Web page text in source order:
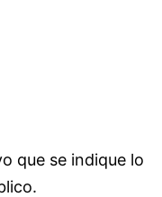
que se indique lo